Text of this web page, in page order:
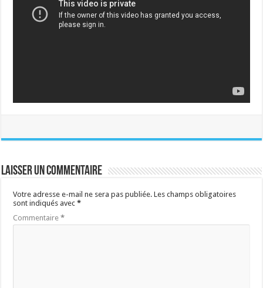
Laisser un commentaire
Votre adresse e-mail ne sera pas publiée. Les champs obligatoires
sont indiqués avec*
Commentaire*